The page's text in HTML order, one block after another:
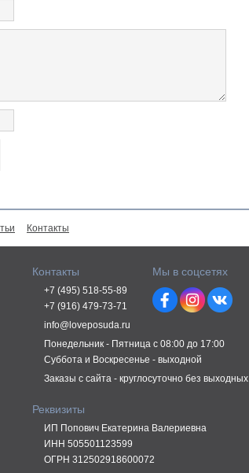
Контакты
Контакты
+7 (495) 518-55-89
+7 (916) 479-73-71
info@loveposuda.ru
Понедельник - Пятница с 08:00 до 17:00
Суббота и Воскресенье - выходной
Заказы с сайта - круглосуточно без выходных
Реквизиты
ИП Попович Екатерина Валериевна
ИНН 505501123599
ОГРН 312502918600072
Мы в соцсетях